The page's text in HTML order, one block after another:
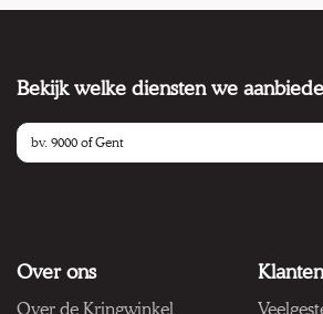
Bekijk welke diensten we
Over ons
Over de Kringwinkel